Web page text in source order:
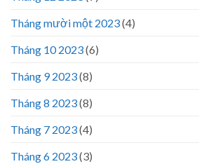
Tháng mười một 2023(4)
Tháng 10 2023(6)
Tháng 9 2023(8)
Tháng 8 2023(8)
Tháng 7 2023(4)
Tháng 6 2023(3)